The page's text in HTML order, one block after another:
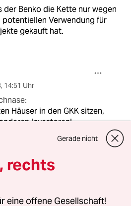
der Benko die Kette nur wegen
potentiellen Verwendung für
gekauft hat.
, 14:51 Uhr
Häuser in den GKK sitzen,
Investoren!
, 14:24 Uhr
Gerade nicht
rechts
eine offene Gesellschaft!